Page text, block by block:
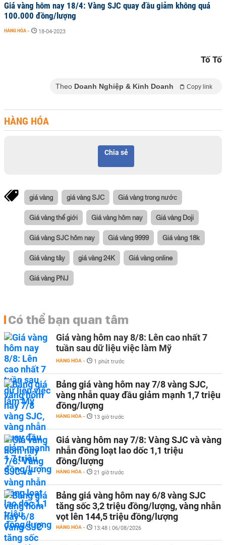
Giá vàng hôm nay 18/4: Vàng SJC quay đầu giảm không quá
100.000 đồng/lượng
HÀNG HÓA - 18-04-2023
Tố Tố
Theo Doanh Nghiệp & Kinh Doanh Copy link
HÀNG HÓA
Chia sẻ
giá vàng giá vàng SJC Giá vàng trong nước
Giá vàng thế giới Giá vàng hôm nay Giá vàng Doji
Giá vàng SJC hôm nay Giá vàng 9999 Giá vàng 18k
Giá vàng tây giá vàng 24K Giá vàng online
Giá vàng PNJ
Có thể bạn quan tâm
Giá vàng hôm nay 8/8: Lên cao nhất 7
tuần sau dữ liệu việc làm Mỹ
HÀNG HÓA - 1 phút trước
Bảng giá vàng hôm nay 7/8 vàng SJC,
vàng nhẫn quay đầu giảm mạnh 1,7 triệu
đồng/lượng
HÀNG HÓA - 13 giờ trước
Giá vàng hôm nay 7/8: Vàng SJC và vàng
nhẫn đồng loạt lao dốc 1,1 triệu
đồng/lượng
HÀNG HÓA - 21 giờ trước
Bảng giá vàng hôm nay 6/8 vàng SJC
tăng sốc 3,2 triệu đồng/lượng, vàng nhẫn
vọt lên 144,5 triệu đồng/lượng
HÀNG HÓA - 13:48 | 06/08/2026